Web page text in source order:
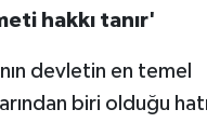
hakkı tanır'
devletin en temel
biri olduğu